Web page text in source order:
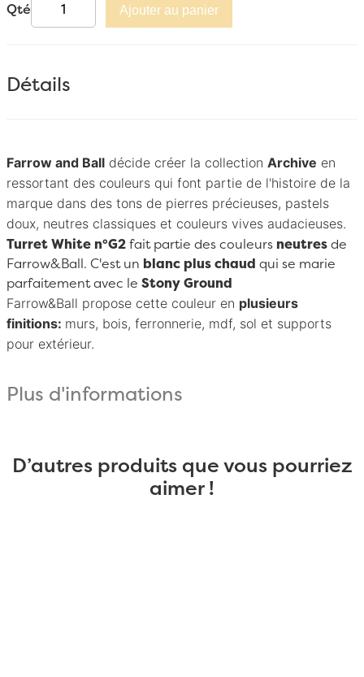
Qté Ajouter au panier
Détails
Farrow and Ball décide créer la collection Archive en
ressortant des couleurs qui font partie de l'histoire de la
marque dans des tons de pierres précieuses, pastels
doux, neutres classiques et couleurs vives audacieuses.
Turret White n°G2 fait partie des couleurs neutres de
Farrow&Ball. C'est un blanc plus chaud qui se marie
parfaitement avec le Stony Ground
Farrow&Ball propose cette couleur en plusieurs
finitions: murs, bois, ferronnerie, mdf, sol et supports
pour extérieur.
Plus d'informations
D’autres produits que vous pourriez
aimer !